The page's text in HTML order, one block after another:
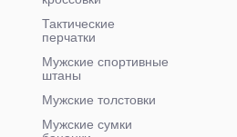
Тактические
перчатки
Мужские спортивные
штаны
Мужские толстовки
Мужские сумки